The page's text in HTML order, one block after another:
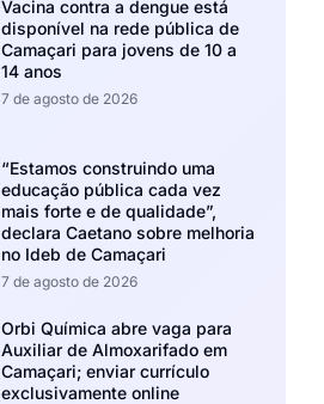
Vacina contra a dengue está
disponível na rede pública de
Camaçari para jovens de 10 a
14 anos
7 de agosto de 2026
“Estamos construindo uma
educação pública cada vez
mais forte e de qualidade”,
declara Caetano sobre melhoria
no Ideb de Camaçari
7 de agosto de 2026
Orbi Química abre vaga para
Auxiliar de Almoxarifado em
Camaçari; enviar currículo
exclusivamente online